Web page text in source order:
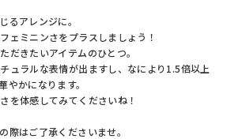
るアレンジに。
ェミニンさをプラスしましょう！
だきたいアイテムのひとつ。
ュラルな表情が出ますし、なにより1.5倍以上
やかになります。
を体感してみてくださいね！
際はご了承くださいませ。